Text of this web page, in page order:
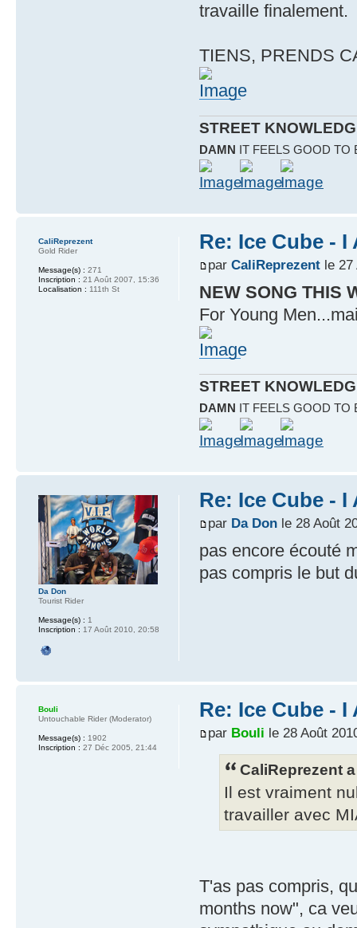
travaille finalement.
TIENS, PRENDS
STREET
DAMN IT FEELS GOOD TO
Re: Ice Cube - I
par CaliReprezent le 27
NEW SONG THIS
For Young
STREET
DAMN IT FEELS GOOD TO
CaliReprezent
Gold Rider
Message(s) : 271
Inscription : 21 Août 2007, 15:36
Localisation : 111th St
Re: Ice Cube - I
par Da Don le 28 Août
pas encore écouté
pas compris le but
Da Don
Tourist Rider
Message(s) : 1
Inscription : 17 Août 2010, 20:58
Re: Ice Cube - I
par Bouli le 28 Août
CaliReprezent
Il est vraiment
travailler avec
T'as pas compris,
months now", ca
Bouli
Untouchable Rider (Moderator)
Message(s) : 1902
Inscription : 27 Déc 2005, 21:44